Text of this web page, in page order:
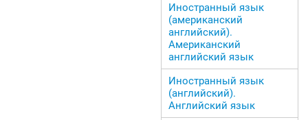
Иностранный язык
(американский
английский).
Американский
английский язык
Иностранный язык
(английский).
Английский язык